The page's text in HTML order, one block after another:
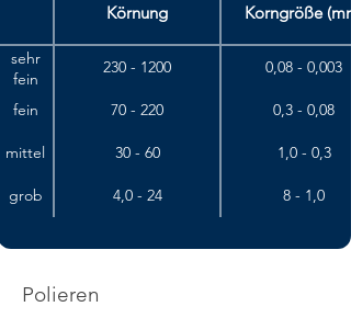
Körnung Korngröße
sehr
fein
230 - 1200 0,08 - 0,003
fein 70 - 220 0,3 - 0,08
mittel 30 - 60 1,0 - 0,3
grob 4,0 - 24 8 - 1,0
Polieren